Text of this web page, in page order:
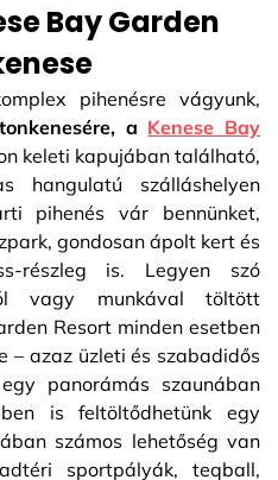
Bay Garden
pihenésre vágyunk,
a Kenese Bay
keleti kapujában található,
hangulatú szálláshelyen
pihenés vár bennünket,
gondosan ápolt kert és
részleg is. Legyen szó
vagy munkával töltött
Resort minden esetben
– azaz üzleti és szabadidős
panorámás szaunában
is feltöltődhetünk egy
számos lehetőség van
sportpályák, teqball,